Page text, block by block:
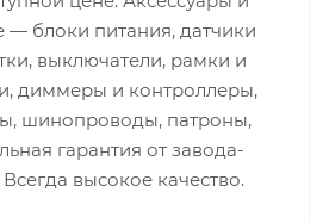
блоки питания, датчики
выключатели, рамки и
диммеры и контроллеры,
шинопроводы, патроны,
гарантия от завода-
высокое качество.